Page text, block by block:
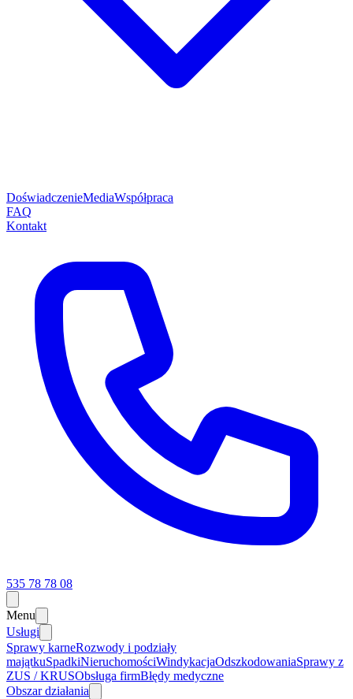
DoświadczenieMediaWspółpraca
FAQ
Kontakt
535 78 78 08
Menu
Usługi
Sprawy karneRozwody i podziały
majątkuSpadkiNieruchomościWindykacjaOdszkodowaniaSprawy z
ZUS / KRUSObsługa firmBłędy medyczne
Obszar działania